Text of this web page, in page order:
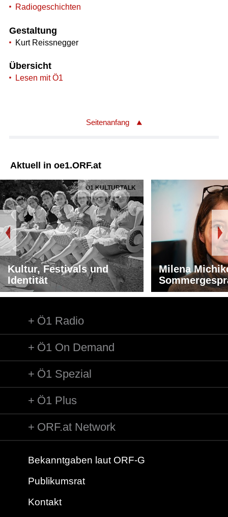
Radiogeschichten
Gestaltung
Kurt Reissnegger
Übersicht
Lesen mit Ö1
Seitenanfang
Aktuell in oe1.ORF.at
Ö1 KULTURTALK
Kultur, Festivals und
Identität
Milena
Ö1 Radio
Ö1 On Demand
Ö1 Spezial
Ö1 Plus
ORF.at Network
Bekanntgaben laut ORF-G
Publikumsrat
Kontakt